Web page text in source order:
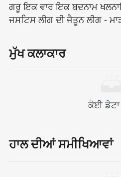
ਗਰੂ ਇਕ ਵਾਰ ਇਕ ਬਦਨਾਮ
ਜਸਟਿਸ ਲੀਗ ਦੀ ਜੈਤੂਨ ਲੀਗ -
ਸਾਹਮਣਾ ਕੀਤਾ, ਲੀਗ ਨੇ ਸਾਬਕਾ
ਬਣਾਉਣ ਅਤੇ ਚਾਲੂ ਕਰਨ ਦਾ ਫੈਸਲਾ
ਮੁੱਖ ਕਲਾਕਾਰ
ਕੋਈ ਡੇਟਾ
ਹਾਲ ਦੀਆਂ ਸਮੀਖਿਆਵਾਂ